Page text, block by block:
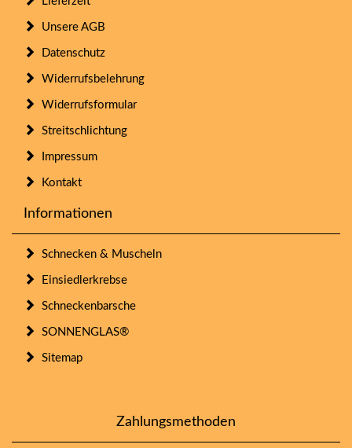
Unsere AGB
Datenschutz
Widerrufsbelehrung
Widerrufsformular
Streitschlichtung
Impressum
Kontakt
Informationen
Schnecken & Muscheln
Einsiedlerkrebse
Schneckenbarsche
SONNENGLAS®
Sitemap
Zahlungsmethoden